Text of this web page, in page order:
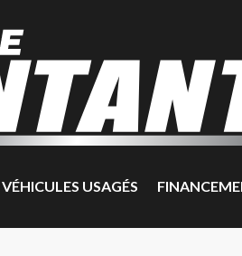
VÉHICULES USAGÉS